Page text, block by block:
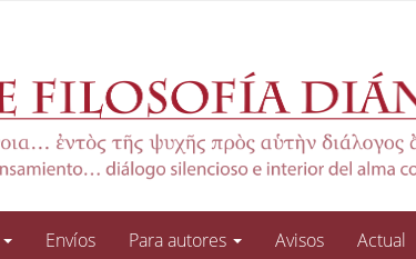
Envíos Para autores Avisos Actual